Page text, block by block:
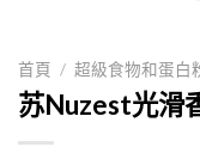
首頁 / 超級食物和蛋白
苏Nuzest光滑